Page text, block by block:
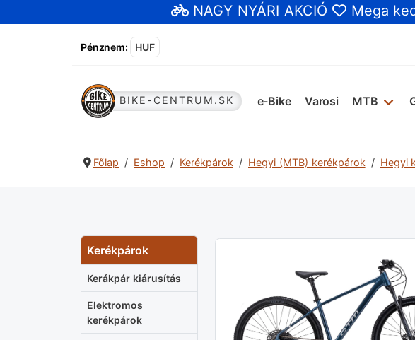
NAGY NYÁRI AKCIÓ Mega
Pénznem: HUF
BIKE-CENTRUM.SK e-Bike Varosi MTB
Főlap Eshop Kerékpárok Hegyi (MTB) kerékpárok Hegyi
Kerékpárok
Kerákpár kiárusítás
Elektromos
kerékpárok